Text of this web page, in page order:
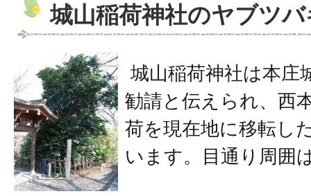
城山稲荷神社のヤブツ
城山稲荷神社は本庄
勧請と伝えられ、西
荷を現在地に移転し
います。目通り周囲